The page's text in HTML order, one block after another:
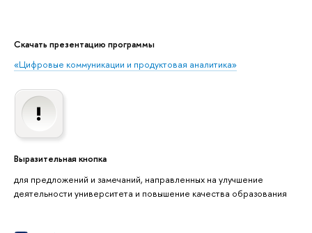
Скачать презентацию программы
«Цифровые коммуникации и продуктовая аналитика»
Выразительная кнопка
для предложений и замечаний, направленных на улучшение
деятельности университета и повышение качества образования